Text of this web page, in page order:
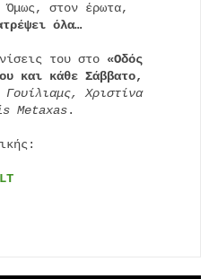
στον έρωτα,
όλα…
του στο «Οδός
και κάθε Σάββατο,
Γουίλιαμς, Χριστίνα
Metaxas.